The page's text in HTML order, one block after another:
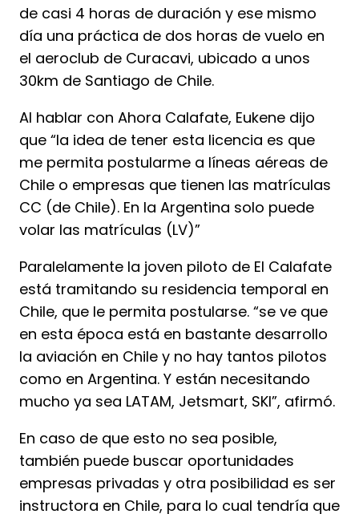
de casi 4 horas de duración y ese mismo
día una práctica de dos horas de vuelo en
el aeroclub de Curacavi, ubicado a unos
30km de Santiago de Chile.
Al hablar con Ahora Calafate, Eukene dijo
que “la idea de tener esta licencia es que
me permita postularme a líneas aéreas de
Chile o empresas que tienen las matrículas
CC (de Chile). En la Argentina solo puede
volar las matrículas (LV)”
Paralelamente la joven piloto de El Calafate
está tramitando su residencia temporal en
Chile, que le permita postularse. “se ve que
en esta época está en bastante desarrollo
la aviación en Chile y no hay tantos pilotos
como en Argentina. Y están necesitando
mucho ya sea LATAM, Jetsmart, SKI”, afirmó.
En caso de que esto no sea posible,
también puede buscar oportunidades
empresas privadas y otra posibilidad es ser
instructora en Chile, para lo cual tendría que